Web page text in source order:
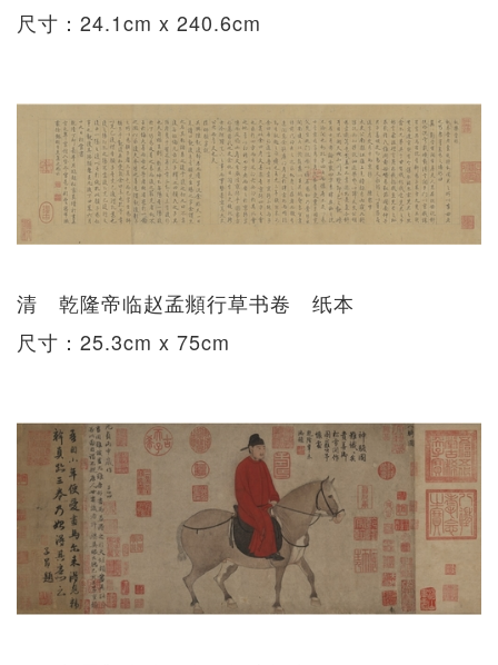
尺寸：24.1cm x 240.6cm
清 乾隆帝临赵孟頫行草书卷 纸本
尺寸：25.3cm x 75cm